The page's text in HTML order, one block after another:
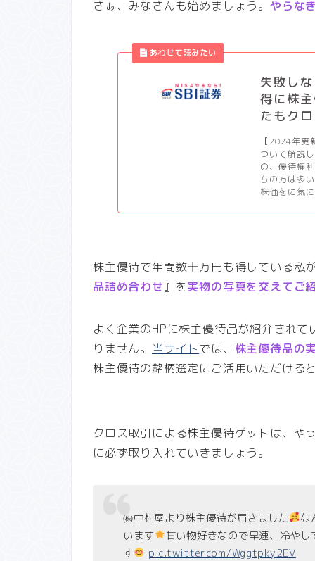
さぁ、みなさんも始めましょう。 やらな
失敗し
得に株
たもク
【2024年
ついて解説
の、優待権
ちの方は多
株価をに気
株主優待で年間数十万円も得している私
品詰め合わせ』を実物の写真を交えてご
よく企業のHPに株主優待品が紹介され
りません。 当サイトでは、 株主優待品の
株主優待の銘柄選定にご活用いただける
クロス取引による株主優待ゲットは、や
に必ず取り入れていきましょう。
㈱中村屋より株主優待が届きました
な
います
甘い物好きなので早速、冷や
す
pic.twitter.com/Wggtpky2EV